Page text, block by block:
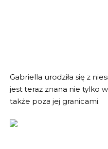
Gabriella urodziła się z
jest teraz znana nie tylko
także poza jej granicami.